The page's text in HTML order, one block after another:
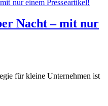
Nacht – mit nur
für kleine Unternehmen ist